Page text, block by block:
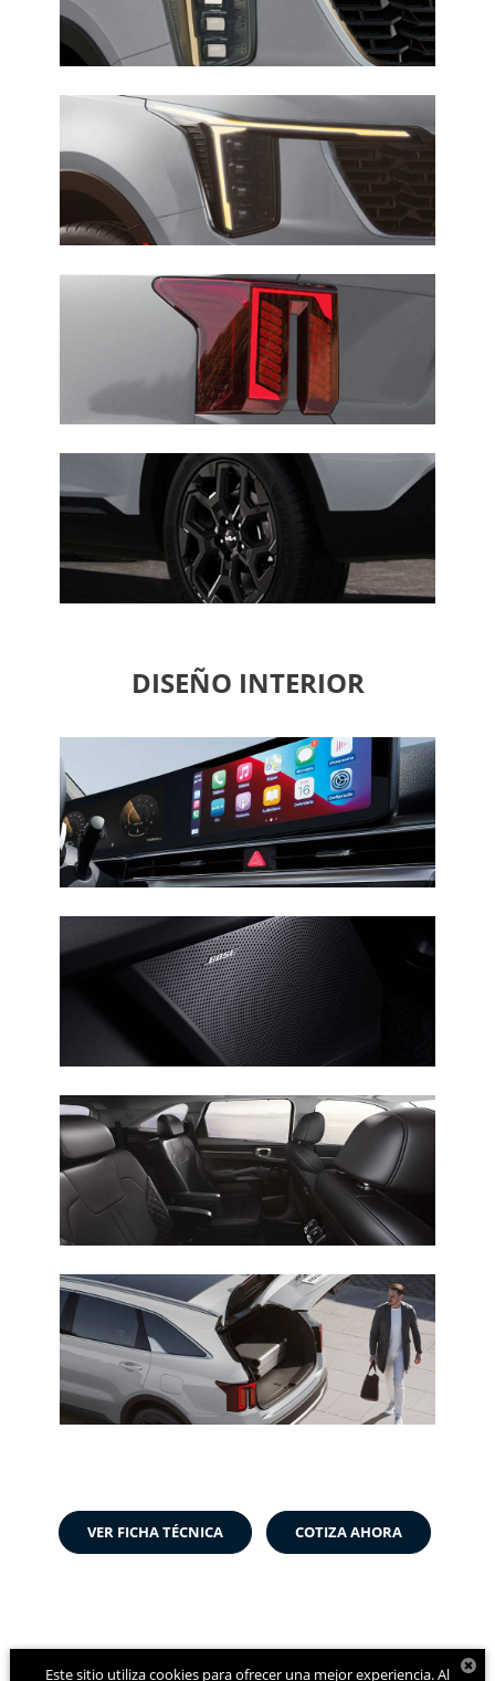
DISEÑO INTERIOR
VER FICHA TÉCNICA COTIZA AHORA
Este sitio utiliza cookies para ofrecer una mejor experiencia. Al